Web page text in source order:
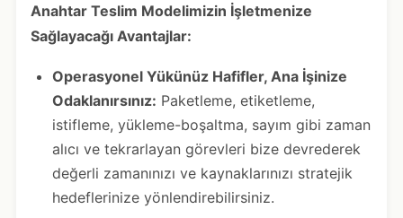
Anahtar Teslim Modelimizin İşletmenize
Sağlayacağı Avantajlar:
Operasyonel Yükünüz Hafifler, Ana İşinize
Odaklanırsınız: Paketleme, etiketleme,
istifleme, yükleme-boşaltma, sayım gibi zaman
alıcı ve tekrarlayan görevleri bize devrederek
değerli zamanınızı ve kaynaklarınızı stratejik
hedeflerinize yönlendirebilirsiniz.